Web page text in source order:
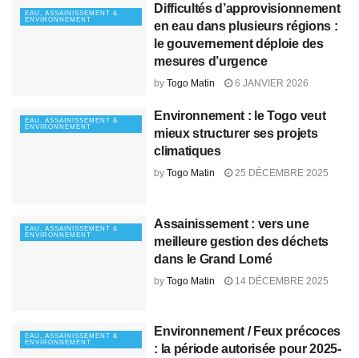
EAU, ASSAINISSEMENT &
ENVIRONNEMENT
Difficultés d’approvisionnement
en eau dans plusieurs régions :
le gouvernement déploie des
mesures d’urgence
by Togo Matin 6 JANVIER 2026
EAU, ASSAINISSEMENT &
ENVIRONNEMENT
Environnement : le Togo veut
mieux structurer ses projets
climatiques
by Togo Matin 25 DÉCEMBRE 2025
EAU, ASSAINISSEMENT &
ENVIRONNEMENT
Assainissement : vers une
meilleure gestion des déchets
dans le Grand Lomé
by Togo Matin 14 DÉCEMBRE 2025
EAU, ASSAINISSEMENT &
ENVIRONNEMENT
Environnement / Feux précoces
: la période autorisée pour 2025-